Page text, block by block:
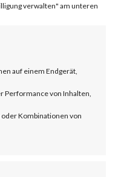
verwalten" am unteren
auf einem Endgerät,
Performance von Inhalten,
Kombinationen von
request.
base
HIGH.